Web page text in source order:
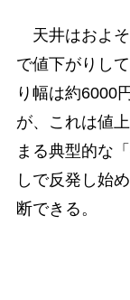
天井はおよそ
で値下がりし
り幅は約6000
が、これは値
まる典型的な
しで反発し始
断できる。